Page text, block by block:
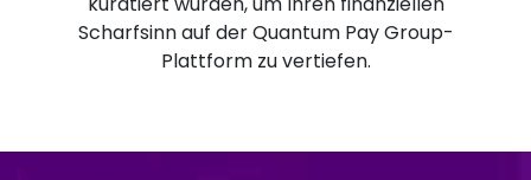
Scharfsinn auf der Quantum Pay Group-
Plattform zu vertiefen.